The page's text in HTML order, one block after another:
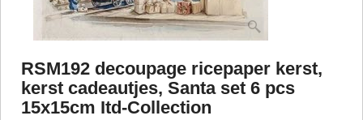
RSM192 decoupage ricepaper kerst,
kerst cadeautjes, Santa set 6 pcs
15x15cm Itd-Collection